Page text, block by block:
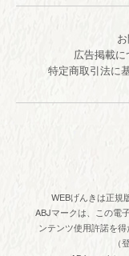
広告掲載に
特定商取引法に
WEBげんきは正規
ABJマークは、この電
ンテンツ使用許諾を
（